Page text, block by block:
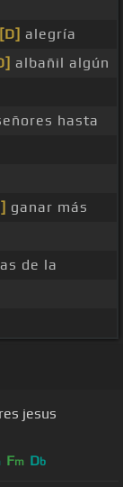
[D] alegría
albañil algún
hasta
ganar más
de la
jesus
Fm Db